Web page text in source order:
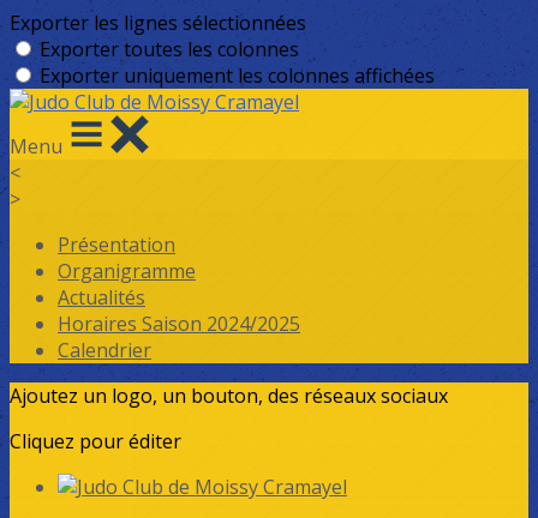
Exporter les lignes sélectionnées
Exporter toutes les colonnes
Exporter uniquement les colonnes affichées
Menu
<
>
Présentation
Organigramme
Actualités
Horaires Saison 2024/2025
Calendrier
Ajoutez un logo, un bouton, des réseaux sociaux
Cliquez pour éditer